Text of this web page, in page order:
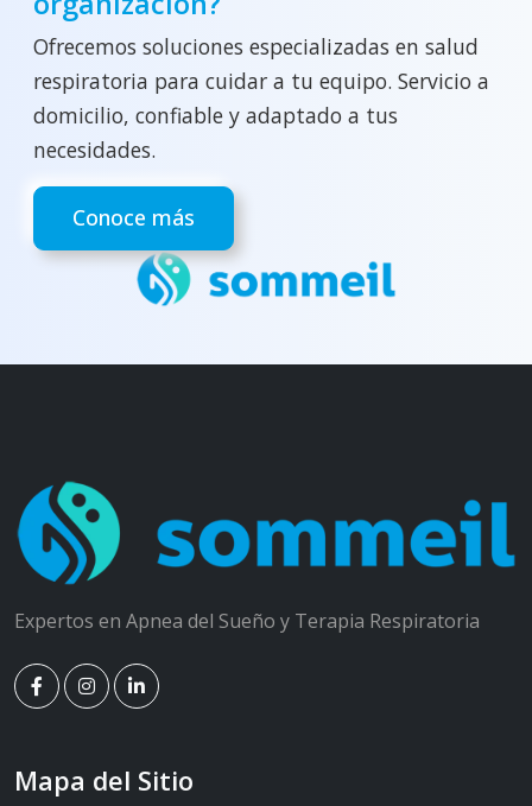
Ofrecemos soluciones especializadas en salud
respiratoria para cuidar a tu equipo. Servicio a
domicilio, confiable y adaptado a tus
necesidades.
Conoce más
Expertos en Apnea del Sueño y Terapia Respiratoria
Mapa del Sitio